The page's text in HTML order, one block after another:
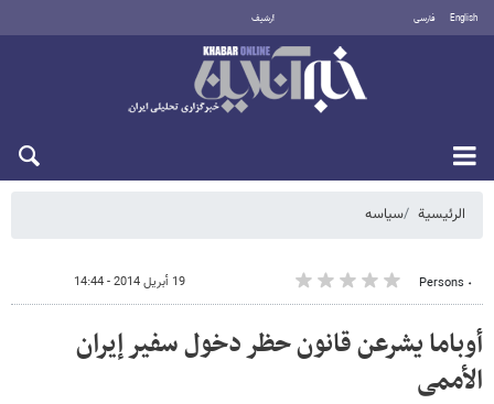
English فارسی أرشيف
الرئيسية سیاسه
٠ Persons 19 أبريل 2014 - 14:44
أوباما یشرعن قانون حظر دخول سفیر إیران
الأممی